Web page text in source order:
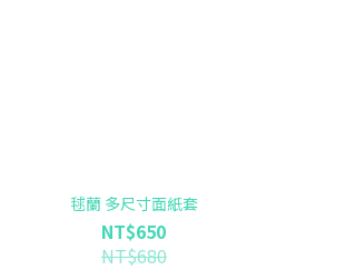
毬蘭 多尺寸面紙套
NT$650
NT$680